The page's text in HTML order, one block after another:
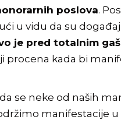
poslova.
u vidu da su
je pred totalnim
kada bi
se neke od naših
manifestacije u